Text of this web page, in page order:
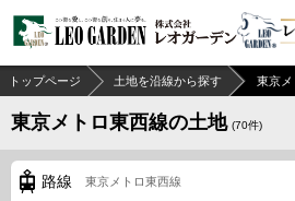
トップページ 土地を沿線から探す 東京メ
東京メトロ東西線の土地 (70件)
路線 東京メトロ東西線